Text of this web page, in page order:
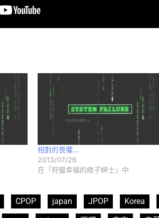
相對的畏懼…
2013/07/26
在「狩獵幸福的痞子紳士」中
CPOP japan JPOP Korea